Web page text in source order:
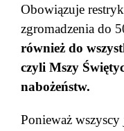
Obowiązuje
zgromadzenia do
również do
czyli Mszy
nabożeństw.
Ponieważ wszyscy